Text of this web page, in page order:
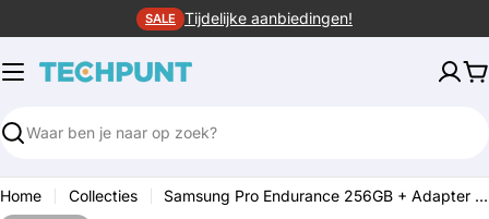
naar
inhoud
SALE Tijdelijke aanbiedingen!
Zoeken
Home Collecties Samsung Pro Endurance 256GB + Adapter Micro-SD Geheugenkaart